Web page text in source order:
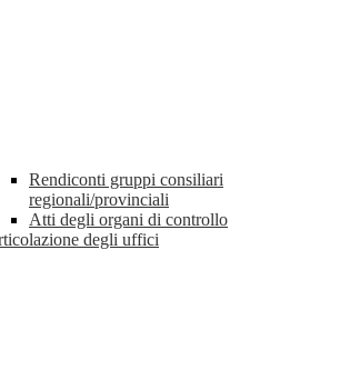
Rendiconti gruppi consiliari
regionali/provinciali
Atti degli organi di controllo
degli uffici